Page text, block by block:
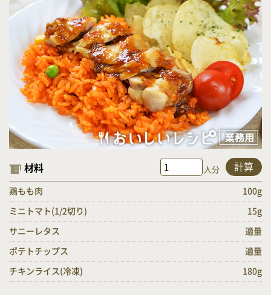
材料 人分 計算
鶏もも肉 100g
ミニトマト(1/2切り) 15g
サニーレタス 適量
ポテトチップス 適量
チキンライス(冷凍) 180g